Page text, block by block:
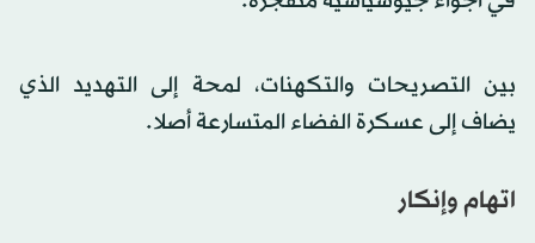
بين التصريحات والتكهنات، لمحة إلى التهديد الذي
يضاف إلى عسكرة الفضاء المتسارعة أصلا.
اتهام وإنكار